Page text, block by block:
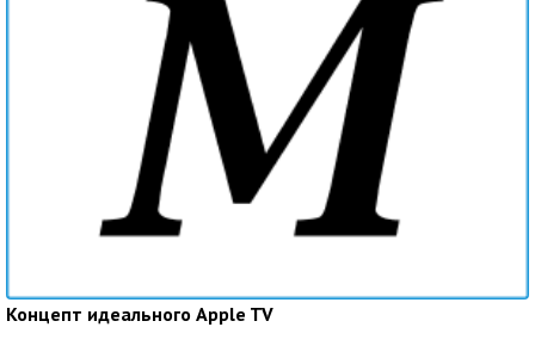
Концепт идеального Apple TV